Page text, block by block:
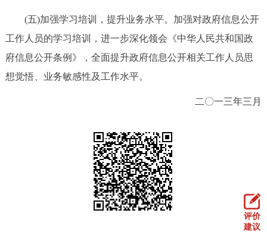
(五)加强学习培训，提升业务水平。加强对政府信息公开
工作人员的学习培训，进一步深化领会《中华人民共和国政
府信息公开条例》，全面提升政府信息公开相关工作人员思
想觉悟、业务敏感性及工作水平。
二〇一三年三月
评价
建议